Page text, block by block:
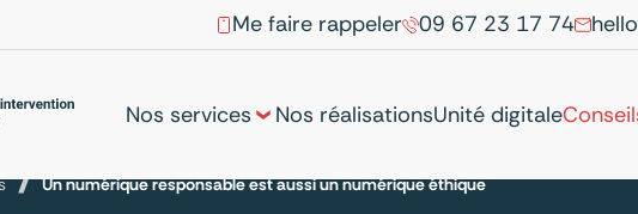
Me faire rappeler 09 67 23 17 74
Nos services Nos réalisationsUnité digitale
Un numérique responsable est aussi un numérique éthique